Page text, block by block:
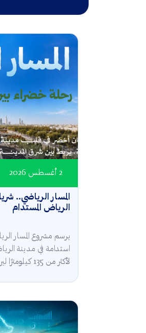
المسار الرياضي..
الرياض المستدام
2 أغسطس 2026
يرسم مشروع المسار
استدامة في مدينة
لأكثر من 135 كيلومترًا ليربط...